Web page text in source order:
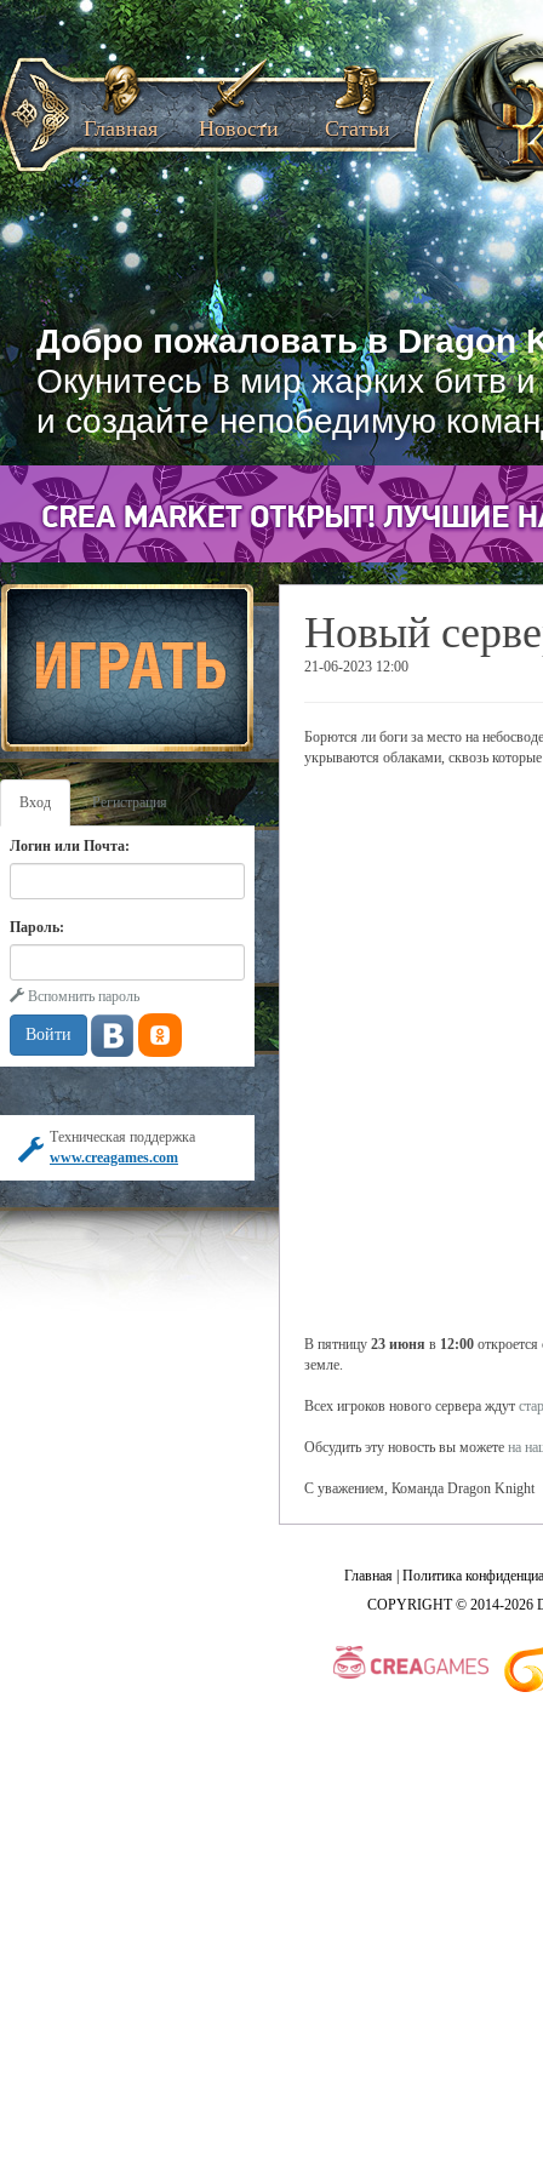
Добро пожаловать в Dragon
Окунитесь в мир жарких битв
и создайте непобедимую
Главная Новости Статьи
Вход Регистрация
Логин или Почта:
Пароль:
Вспомнить пароль
Техническая поддержка
www.creagames.com
Новый
21-06-2023 12:00
Борются ли боги за место на
укрываются облаками, сквозь
В пятницу 23 июня в 12:00
земле.
Всех игроков нового сервера ждут
Обсудить эту новость вы можете на
С уважением, Команда Dragon Knight
Главная Политика
COPYRIGHT © 2014-2026